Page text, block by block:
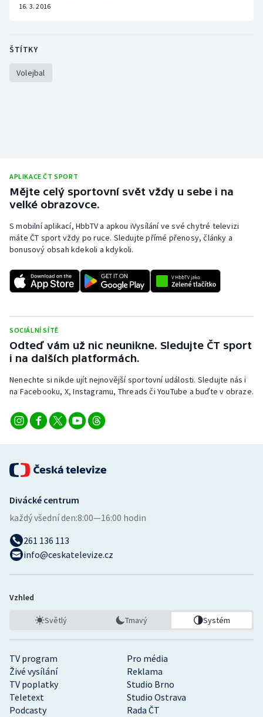
Volejbal
Ostatní
16. 3. 2016
ŠTÍTKY
Volejbal
APLIKACE ČT SPORT
Mějte celý sportovní svět vždy u sebe i na
velké obrazovce.
S mobilní aplikací, HbbTV a apkou iVysílání ve své chytré televizi
máte ČT sport vždy po ruce. Sledujte přímé přenosy, články a
bonusový obsah kdekoli a kdykoli.
SOCIÁLNÍ SÍTĚ
Odteď vám už nic neunikne. Sledujte ČT sport
i na dalších platformách.
Nenechte si nikde ujít nejnovější sportovní události. Sledujte nás i
na Facebooku, X, Instagramu, Threads či YouTube a buďte v obraze.
TV program
Pro média
Živé vysílání
Reklama
TV poplatky
Studio Brno
Teletext
Studio Ostrava
Podcasty
Rada ČT
Divácké centrum
každý všední den:8:00—16:00 hodin
261 136 113
info@ceskatelevize.cz
Vzhled
Světlý Tmavý Systém